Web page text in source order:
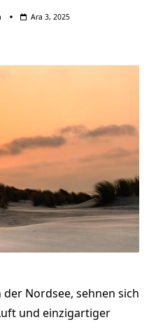
Ara 3, 2025
Nordsee, sehnen sich
und einzigartiger